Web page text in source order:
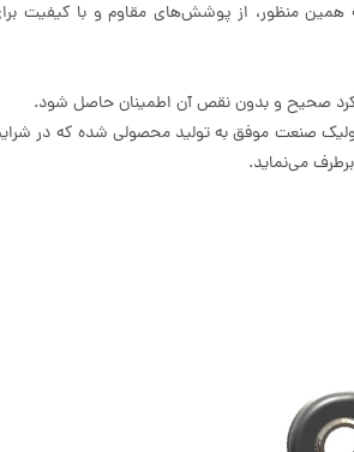
همین منظور، از پوشش‌های مقاوم و با کیفیت
صحیح و بدون نقص آن اطمینان حاصل شود.
صنعت موفق به تولید محصولی شده که در
می‌نماید.